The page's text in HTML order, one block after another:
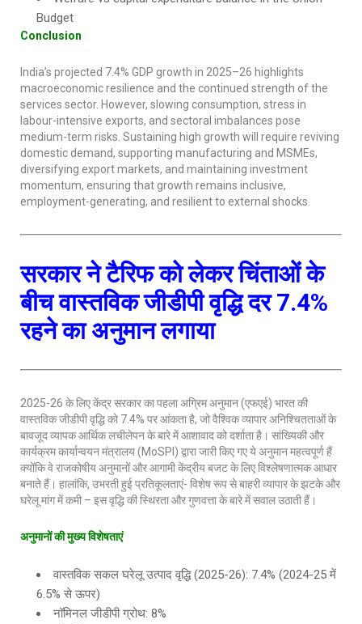
Budget
Conclusion
India’s projected 7.4% GDP growth in 2025–26 highlights
macroeconomic resilience and the continued strength of the
services sector. However, slowing consumption, stress in
labour-intensive exports, and sectoral imbalances pose
medium-term risks. Sustaining high growth will require reviving
domestic demand, supporting manufacturing and MSMEs,
diversifying export markets, and maintaining investment
momentum, ensuring that growth remains inclusive,
employment-generating, and resilient to external shocks.
सरकार ने टैरिफ को लेकर चिंताओं के
बीच वास्तविक जीडीपी वृद्धि दर 7.4%
रहने का अनुमान लगाया
2025-26 के लिए केंद्र सरकार का पहला अग्रिम अनुमान (एफएई) भारत की
वास्तविक जीडीपी वृद्धि को 7.4% पर आंकता है, जो वैश्विक व्यापार अनिश्चितताओं के
बावजूद व्यापक आर्थिक लचीलेपन के बारे में आशावाद को दर्शाता है। सांख्यिकी और
कार्यक्रम कार्यान्वयन मंत्रालय (MoSPI) द्वारा जारी किए गए ये अनुमान महत्वपूर्ण हैं
क्योंकि वे राजकोषीय अनुमानों और आगामी केंद्रीय बजट के लिए विश्लेषणात्मक आधार
बनाते हैं। हालांकि, उभरती हुई प्रतिकूलताएं- विशेष रूप से बाहरी व्यापार के झटके और
घरेलू मांग में कमी – इस वृद्धि की स्थिरता और गुणवत्ता के बारे में सवाल उठाती हैं।
अनुमानोंकीमुख्यविशेषताएं
वास्तविक सकल घरेलू उत्पाद वृद्धि (2025-26): 7.4% (2024-25 में
6.5% से ऊपर)
नॉमिनल जीडीपी ग्रोथ: 8%